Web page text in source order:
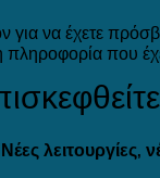
για να έχετε
πληροφορία που
Νέες λειτουργίες,